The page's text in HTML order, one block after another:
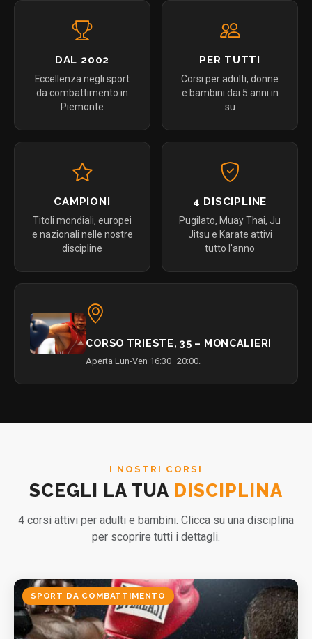
DAL 2002
Eccellenza negli sport
da combattimento in
Piemonte
PER TUTTI
Corsi per adulti, donne
e bambini dai 5 anni in
su
CAMPIONI
Titoli mondiali, europei
e nazionali nelle nostre
discipline
4 DISCIPLINE
Pugilato, Muay Thai, Ju
Jitsu e Karate attivi
tutto l'anno
CORSO TRIESTE, 35 – MONCALIERI
Aperta Lun-Ven 16:30–20:00.
I NOSTRI CORSI
SCEGLI LA TUA DISCIPLINA
4 corsi attivi per adulti e bambini. Clicca su una disciplina
per scoprire tutti i dettagli.
SPORT DA COMBATTIMENTO